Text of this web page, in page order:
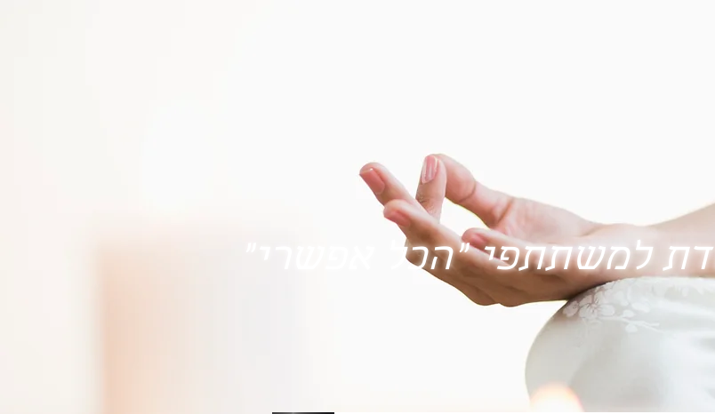
למשתתפי "הכל אפשרי"